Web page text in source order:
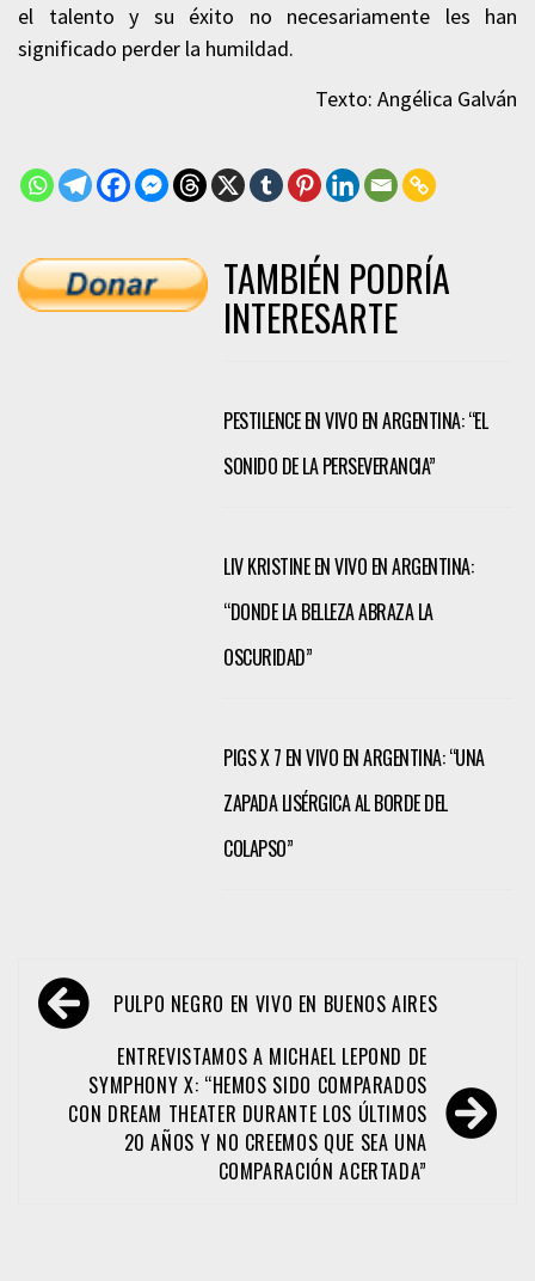
el talento y su éxito no necesariamente les han
significado perder la humildad.
Texto: Angélica Galván
TAMBIÉN PODRÍA
INTERESARTE
PESTILENCE EN VIVO EN ARGENTINA: “EL
SONIDO DE LA PERSEVERANCIA”
LIV KRISTINE EN VIVO EN ARGENTINA:
“DONDE LA BELLEZA ABRAZA LA
OSCURIDAD”
PIGS X 7 EN VIVO EN ARGENTINA: “UNA
ZAPADA LISÉRGICA AL BORDE DEL
COLAPSO”
Navegación
de
entradas
PULPO NEGRO EN VIVO EN BUENOS AIRES
ENTREVISTAMOS A MICHAEL LEPOND DE
SYMPHONY X: “HEMOS SIDO COMPARADOS
CON DREAM THEATER DURANTE LOS ÚLTIMOS
20 AÑOS Y NO CREEMOS QUE SEA UNA
COMPARACIÓN ACERTADA”